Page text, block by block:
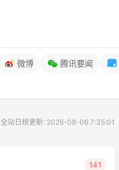
微博 腾讯要闻
全站日榜更新: 2026-08-06 7:35:01
141